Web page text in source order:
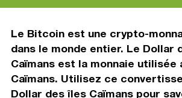
Le Bitcoin est une crypto-
dans le monde entier. Le Dollar
Caïmans est la monnaie utilisée
Caïmans. Utilisez ce
Dollar des îles Caïmans pour